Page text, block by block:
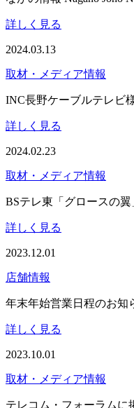
詳しく見る
2024.03.13
取材・メディア情報
INC長野ケーブルテレビ
詳しく見る
2024.02.23
取材・メディア情報
BSテレ東「グロースの
詳しく見る
2023.12.01
店舗情報
年末年始営業日程のお知
詳しく見る
2023.10.01
取材・メディア情報
テレコム・フォーラムに